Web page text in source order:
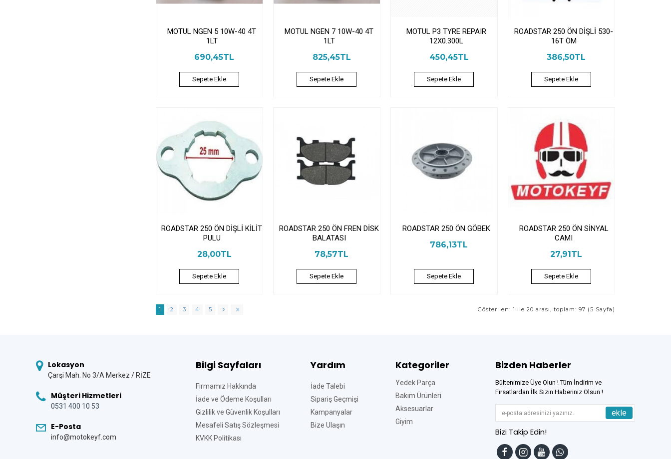
MOTUL NGEN 5 10W-40 4T
1LT
690,45TL
Sepete Ekle
MOTUL NGEN 7 10W-40 4T
1LT
825,45TL
Sepete Ekle
MOTUL P3 TYRE REPAIR
12X0.300L
450,45TL
Sepete Ekle
ROADSTAR 250 ÖN DİŞLİ 530-
16T ÖM
386,50TL
Sepete Ekle
ROADSTAR 250 ÖN DİŞLİ KİLİT
PULU
28,00TL
Sepete Ekle
ROADSTAR 250 ÖN FREN DİSK
BALATASI
78,57TL
Sepete Ekle
ROADSTAR 250 ÖN GÖBEK
786,13TL
Sepete Ekle
ROADSTAR 250 ÖN SİNYAL
CAMI
27,91TL
Sepete Ekle
1 2 3 4 5 Gösterilen: 1 ile 20 arası, toplam: 97 (5 Sayfa)
Lokasyon
Çarşi Mah. No 3/A Merkez / RİZE
Müşteri Hizmetleri
0531 400 10 53
E-Posta
info@motokeyf.com
Bilgi Sayfaları
Firmamız Hakkında
İade ve Ödeme Koşulları
Gizlilik ve Güvenlik Koşulları
Mesafeli Satış Sözleşmesi
KVKK Politikası
Yardım
İade Talebi
Sipariş Geçmişi
Kampanyalar
Bize Ulaşın
Kategoriler
Yedek Parça
Bakım Ürünleri
Aksesuarlar
Giyim
Bizden Haberler
Bültenimize Üye Olun ! Tüm İndirim ve
Fırsatlardan İlk Sizin Haberiniz Olsun !
ekle
Bizi Takip Edin!